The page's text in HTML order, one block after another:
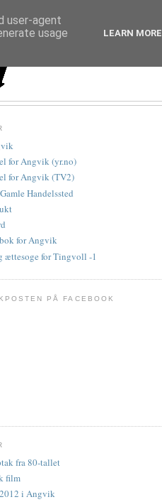
for Angvik (yr.no)
for Angvik (TV2)
Handelssted
for Angvik
ættesoge for Tingvoll -1
PÅ FACEBOOK
fra 80-tallet
film
i Angvik
user-agent
usage
LEARN MORE